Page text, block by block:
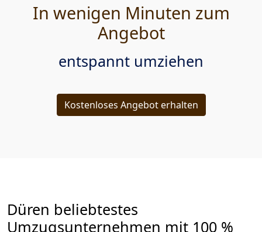
In wenigen Minuten zum
Angebot
entspannt umziehen
Kostenloses Angebot erhalten
Düren beliebtestes
Umzugsunternehmen mit 100 %